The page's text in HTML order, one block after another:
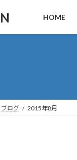
HOME
ブログ 2015年8月